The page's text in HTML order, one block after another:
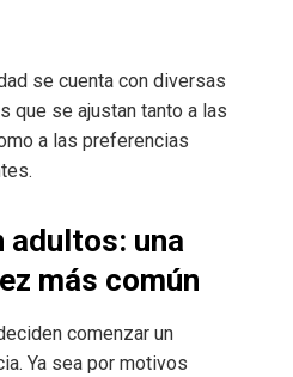
se cuenta con diversas
que se ajustan tanto a las
a las preferencias
adultos: una
más común
comenzar un
Ya sea por motivos